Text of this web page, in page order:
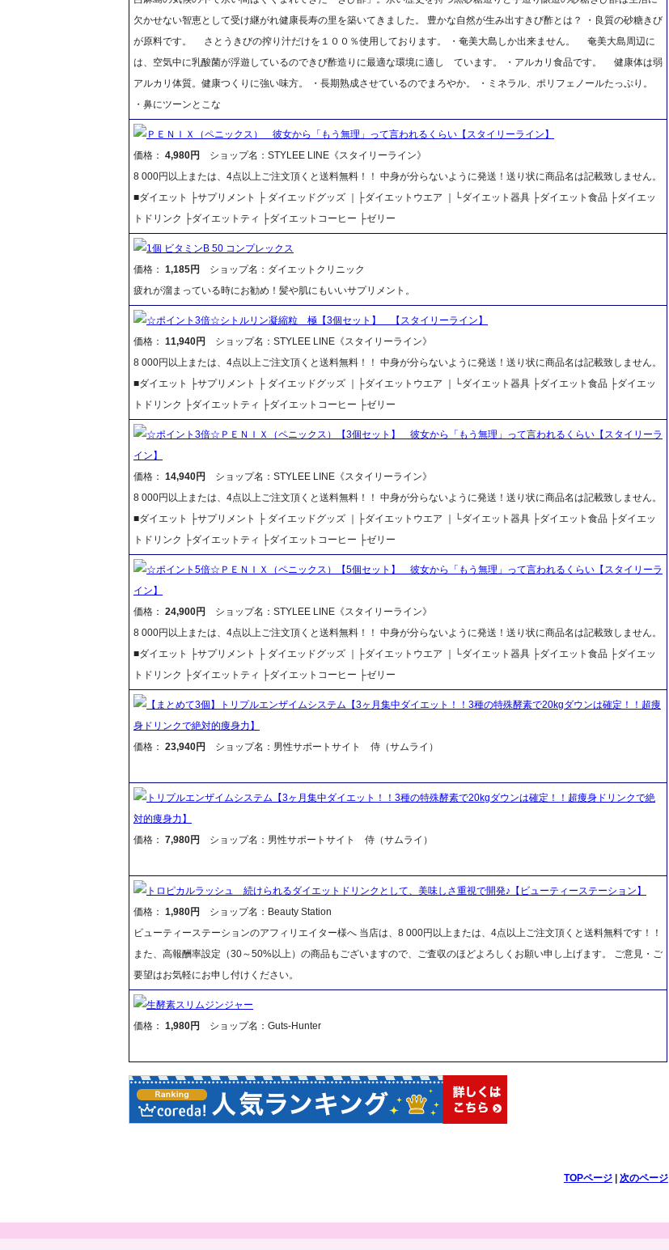
欠かせない智恵として受け継がれ健康長寿の里を築いてきました。 豊かな自然が生み出すきび酢とは？ ・良質の砂糖きび
が原料です。 さとうきびの搾り汁だけを１００％使用しております。 ・奄美大島しか出来ません。 奄美大島周辺に
は、空気中に乳酸菌が浮遊しているのできび酢造りに最適な環境に適し ています。 ・アルカリ食品です。 健康体は弱
アルカリ体質。健康つくりに強い味方。 ・長期熟成させているのでまろやか。 ・ミネラル、ポリフェノールたっぷり。
・鼻にツーンとこな
ＰＥＮＩＸ（ペニックス） 彼女から「もう無理」って言われるくらい【スタイリーライン】
価格： 4,980円
ショップ名：STYLEE LINE《スタイリーライン》
8 000円以上または、4点以上ご注文頂くと送料無料！！ 中身が分らないように発送！送り状に商品名は記載致しません。
■ダイエット ├サプリメント ├ ダイエッドグッズ ｜├ダイエットウエア ｜└ダイエット器具 ├ダイエット食品 ├ダイエッ
トドリンク ├ダイエットティ ├ダイエットコーヒー ├ゼリー
1個 ビタミンB 50 コンプレックス
価格： 1,185円
ショップ名：ダイエットクリニック
疲れが溜まっている時にお勧め！髪や肌にもいいサプリメント。
☆ポイント3倍☆シトルリン凝縮粒 極【3個セット】 【スタイリーライン】
価格： 11,940円
ショップ名：STYLEE LINE《スタイリーライン》
8 000円以上または、4点以上ご注文頂くと送料無料！！ 中身が分らないように発送！送り状に商品名は記載致しません。
■ダイエット ├サプリメント ├ ダイエッドグッズ ｜├ダイエットウエア ｜└ダイエット器具 ├ダイエット食品 ├ダイエッ
トドリンク ├ダイエットティ ├ダイエットコーヒー ├ゼリー
☆ポイント3倍☆ＰＥＮＩＸ（ペニックス）【3個セット】 彼女から「もう無理」って言われるくらい【スタイリーラ
イン】
価格： 14,940円
ショップ名：STYLEE LINE《スタイリーライン》
8 000円以上または、4点以上ご注文頂くと送料無料！！ 中身が分らないように発送！送り状に商品名は記載致しません。
■ダイエット ├サプリメント ├ ダイエッドグッズ ｜├ダイエットウエア ｜└ダイエット器具 ├ダイエット食品 ├ダイエッ
トドリンク ├ダイエットティ ├ダイエットコーヒー ├ゼリー
☆ポイント5倍☆ＰＥＮＩＸ（ペニックス）【5個セット】 彼女から「もう無理」って言われるくらい【スタイリーラ
イン】
価格： 24,900円
ショップ名：STYLEE LINE《スタイリーライン》
8 000円以上または、4点以上ご注文頂くと送料無料！！ 中身が分らないように発送！送り状に商品名は記載致しません。
■ダイエット ├サプリメント ├ ダイエッドグッズ ｜├ダイエットウエア ｜└ダイエット器具 ├ダイエット食品 ├ダイエッ
トドリンク ├ダイエットティ ├ダイエットコーヒー ├ゼリー
【まとめて3個】トリプルエンザイムシステム【3ヶ月集中ダイエット！！3種の特殊酵素で20kgダウンは確定！！超痩
身ドリンクで絶対的痩身力】
価格： 23,940円 ショップ名：男性サポートサイト 侍（サムライ）
トリプルエンザイムシステム【3ヶ月集中ダイエット！！3種の特殊酵素で20kgダウンは確定！！超痩身ドリンクで絶
対的痩身力】
価格： 7,980円 ショップ名：男性サポートサイト 侍（サムライ）
トロピカルラッシュ 続けられるダイエットドリンクとして、美味しさ重視で開発♪【ビューティーステーション】
価格： 1,980円
ショップ名：Beauty Station
ビューティーステーションのアフィリエイター様へ 当店は、8 000円以上または、4点以上ご注文頂くと送料無料です！！
また、高報酬率設定（30～50%以上）の商品もございますので、ご査収のほどよろしくお願い申し上げます。 ご意見・ご
要望はお気軽にお申し付けください。
生酵素スリムジンジャー
価格： 1,980円 ショップ名：Guts-Hunter
TOPページ| 次のページ